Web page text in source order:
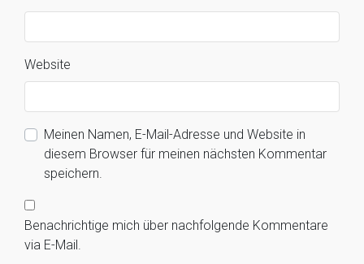
Website
Meinen Namen, E-Mail-Adresse und Website in
diesem Browser für meinen nächsten Kommentar
speichern.
Benachrichtige mich über nachfolgende Kommentare
via E-Mail.